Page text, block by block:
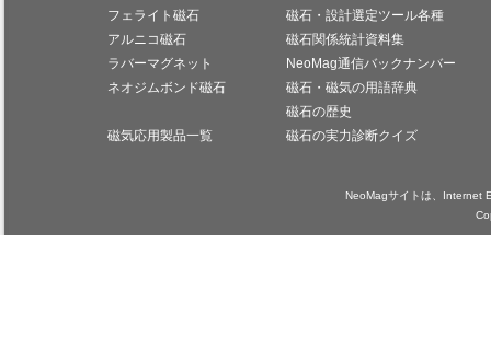
フェライト磁石
アルニコ磁石
ラバーマグネット
ネオジムボンド磁石
磁気応用製品一覧
磁石・設計選定ツール各種
磁石関係統計資料集
NeoMag通信バックナンバー
磁石・磁気の用語辞典
磁石の歴史
磁石の実力診断クイズ
NeoMagサイトは、Internet